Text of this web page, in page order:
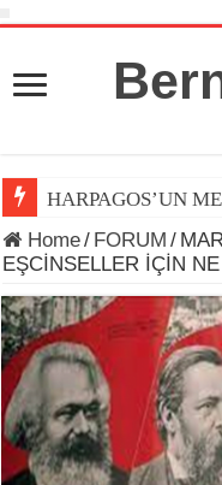
HARPAGOS’UN
DÜNYA KUPASI
Home/ FORUM /
EŞCİNSELLER İÇİN